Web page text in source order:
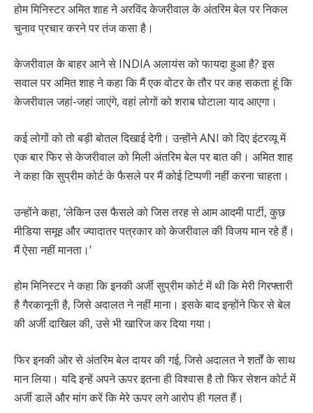
होम मिनिस्टर अमित शाह ने अरविंद केजरीवाल के अंतरिम बेल पर निकल
चुनाव प्रचार करने पर तंज कसा है।
केजरीवाल के बाहर आने से INDIA अलायंस को फायदा हुआ है? इस
सवाल पर अमित शाह ने कहा कि मैं एक वोटर के तौर पर कह सकता हूं कि
केजरीवाल जहां-जहां जाएंगे, वहां लोगों को शराब घोटाला याद आएगा।
कई लोगों को तो बड़ी बोतल दिखाई देगी। उन्होंने ANI को दिए इंटरव्यू में
एक बार फिर से केजरीवाल को मिली अंतरिम बेल पर बात की। अमित शाह
ने कहा कि सुप्रीम कोर्ट के फैसले पर मैं कोई टिप्पणी नहीं करना चाहता।
उन्होंने कहा, ‘लेकिन उस फैसले को जिस तरह से आम आदमी पार्टी, कुछ
मीडिया समूह और ज्यादातर पत्रकार को केजरीवाल की विजय मान रहे हैं।
मैं ऐसा नहीं मानता।’
होम मिनिस्टर ने कहा कि इनकी अर्जी सुप्रीम कोर्ट में थी कि मेरी गिरफ्तारी
है गैरकानूनी है, जिसे अदालत ने नहीं माना। इसके बाद इन्होंने फिर से बेल
की अर्जी दाखिल की, उसे भी खारिज कर दिया गया।
फिर इनकी ओर से अंतरिम बेल दायर की गई, जिसे अदालत ने शर्तों के साथ
मान लिया। यदि इन्हें अपने ऊपर इतना ही विश्वास है तो फिर सेशन कोर्ट में
अर्जी डालें और मांग करें कि मेरे ऊपर लगे आरोप ही गलत हैं।